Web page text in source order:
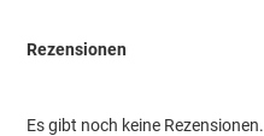
Rezensionen
Es gibt noch keine Rezensionen.